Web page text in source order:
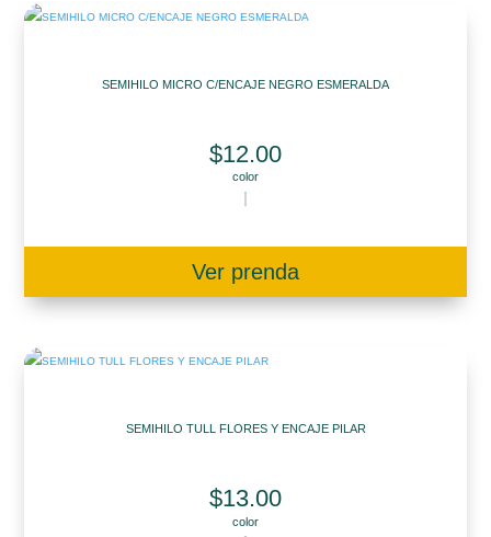
SEMIHILO MICRO C/ENCAJE NEGRO ESMERALDA
$12.00
color
Ver prenda
SEMIHILO TULL FLORES Y ENCAJE PILAR
$13.00
color